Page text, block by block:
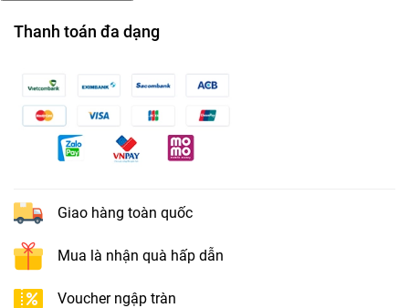
Thanh toán đa dạng
Giao hàng toàn quốc
Mua là nhận quà hấp dẫn
Voucher ngập tràn